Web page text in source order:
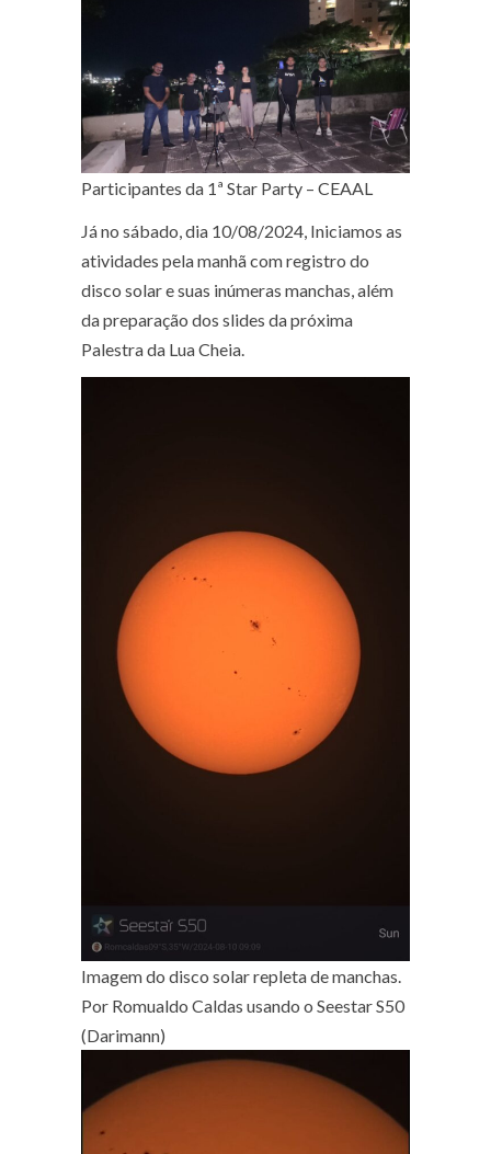
Participantes da 1ª Star Party – CEAAL
Já no sábado, dia 10/08/2024, Iniciamos as
atividades pela manhã com registro do
disco solar e suas inúmeras manchas, além
da preparação dos slides da próxima
Palestra da Lua Cheia.
Imagem do disco solar repleta de manchas.
Por Romualdo Caldas usando o Seestar S50
(Darimann)